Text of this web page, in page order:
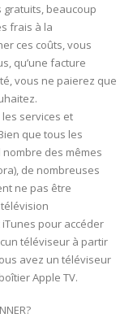
gratuits, beaucoup
frais à la
ces coûts, vous
qu’une facture
vous ne paierez que
services et
que tous les
des mêmes
de nombreuses
ne pas être
pour accéder
téléviseur à partir
avez un téléviseur
Apple TV.